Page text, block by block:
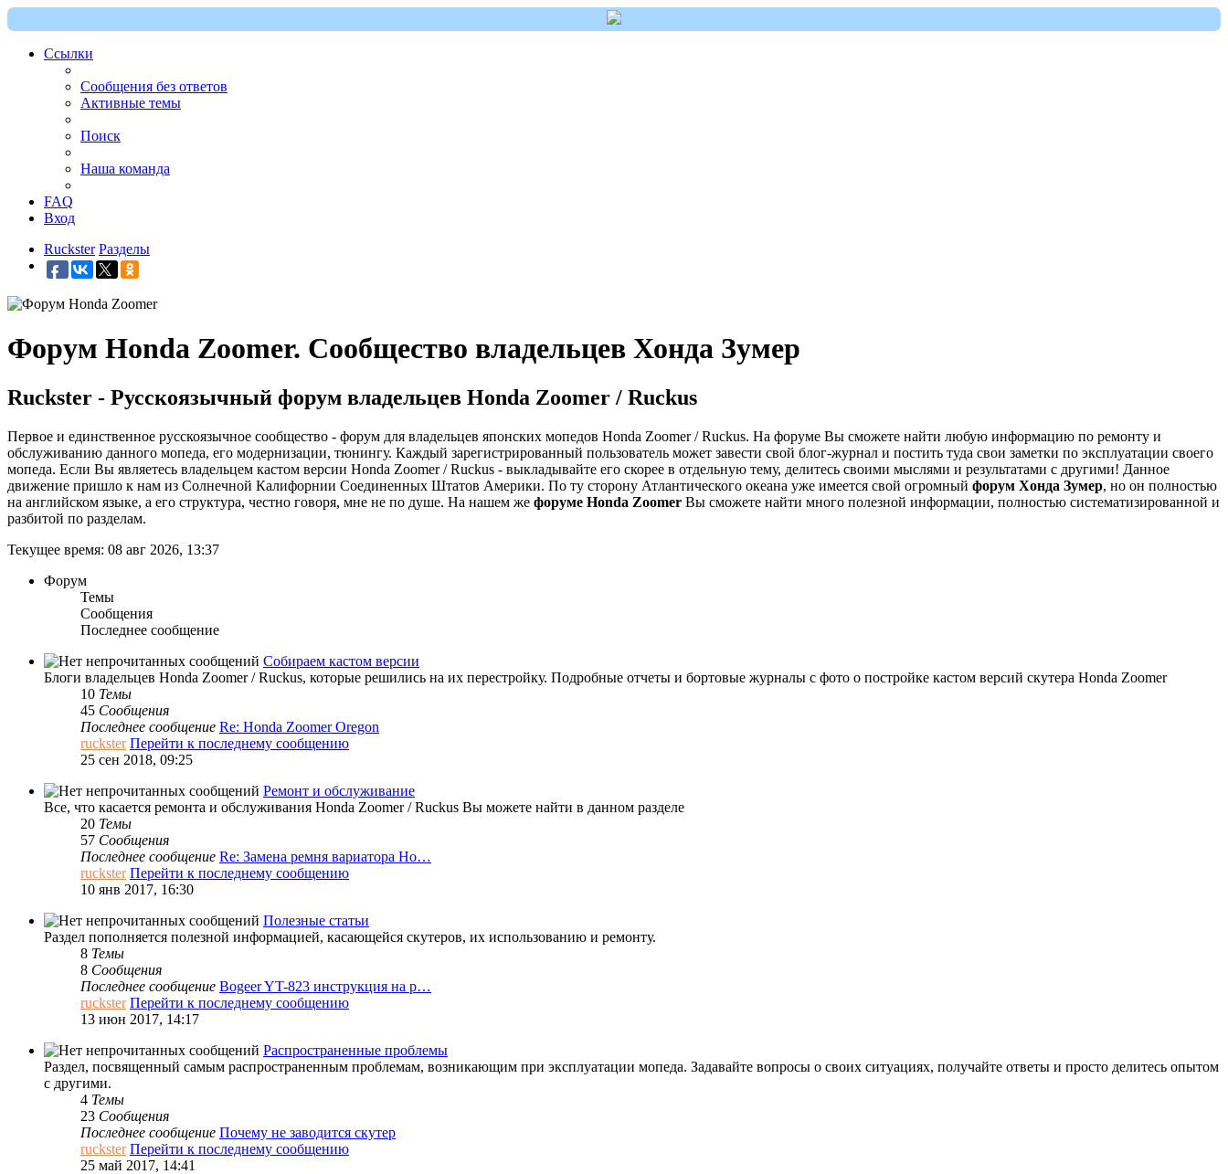
Ссылки
Сообщения без ответов
Активные темы
Поиск
Наша команда
FAQ
Вход
Ruckster Разделы
Форум Honda Zoomer. Сообщество владельцев Хонда Зумер
Ruckster - Русскоязычный форум владельцев Honda Zoomer / Ruckus
Первое и единственное русскоязычное сообщество - форум для владельцев японских мопедов Honda Zoomer / Ruckus. На форуме Вы сможете найти любую информацию по ремонту и
обслуживанию данного мопеда, его модернизации, тюнингу. Каждый зарегистрированный пользователь может завести свой блог-журнал и постить туда свои заметки по эксплуатации своего
мопеда. Если Вы являетесь владельцем кастом версии Honda Zoomer / Ruckus - выкладывайте его скорее в отдельную тему, делитесь своими мыслями и результатами с другими! Данное
движение пришло к нам из Солнечной Калифорнии Соединенных Штатов Америки. По ту сторону Атлантического океана уже имеется свой огромный форум Хонда Зумер, но он полностью
на английском языке, а его структура, честно говоря, мне не по душе. На нашем же форуме Honda Zoomer Вы сможете найти много полезной информации, полностью систематизированной и
разбитой по разделам.
Текущее время: 08 авг 2026, 13:37
Форум
Темы
Сообщения
Последнее сообщение
Собираем кастом версии
Блоги владельцев Honda Zoomer / Ruckus, которые решились на их перестройку. Подробные отчеты и бортовые журналы с фото о постройке кастом версий скутера Honda Zoomer
10 Темы
45 Сообщения
Последнее сообщение Re: Honda Zoomer Oregon
ruckster Перейти к последнему сообщению
25 сен 2018, 09:25
Ремонт и обслуживание
Все, что касается ремонта и обслуживания Honda Zoomer / Ruckus Вы можете найти в данном разделе
20 Темы
57 Сообщения
Последнее сообщение Re: Замена ремня вариатора Ho…
ruckster Перейти к последнему сообщению
10 янв 2017, 16:30
Полезные статьи
Раздел пополняется полезной информацией, касающейся скутеров, их использованию и ремонту.
8 Темы
8 Сообщения
Последнее сообщение Bogeer YT-823 инструкция на р…
ruckster Перейти к последнему сообщению
13 июн 2017, 14:17
Распространенные проблемы
Раздел, посвященный самым распространенным проблемам, возникающим при эксплуатации мопеда. Задавайте вопросы о своих ситуациях, получайте ответы и просто делитесь опытом
с другими.
4 Темы
23 Сообщения
Последнее сообщение Почему не заводится скутер
ruckster Перейти к последнему сообщению
25 май 2017, 14:41